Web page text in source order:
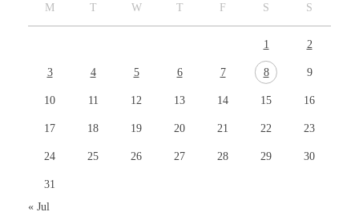
M T W T F S S
1 2
3 4 5 6 7 8 9
10 11 12 13 14 15 16
17 18 19 20 21 22 23
24 25 26 27 28 29 30
31
« Jul